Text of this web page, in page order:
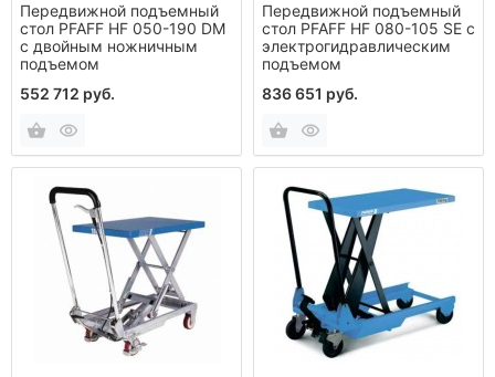
Передвижной подъемный
стол PFAFF HF 050-190 DM
с двойным ножничным
подъемом
552 712 руб.
Передвижной подъемный
стол PFAFF HF 080-105 SE с
электрогидравлическим
подъемом
836 651 руб.